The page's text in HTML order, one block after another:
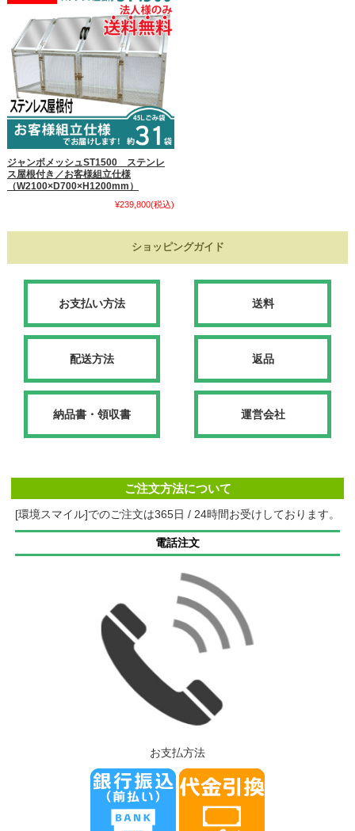
ジャンボメッシュST1500 ステンレ
ス屋根付き／お客様組立仕様
（W2100×D700×H1200mm）
¥239,800(税込)
ショッピングガイド
お支払い方法 送料
配送方法 返品
納品書・領収書 運営会社
ご注文方法について
[環境スマイル]でのご注文は365日 / 24時間お受けしております。
電話注文
お支払方法